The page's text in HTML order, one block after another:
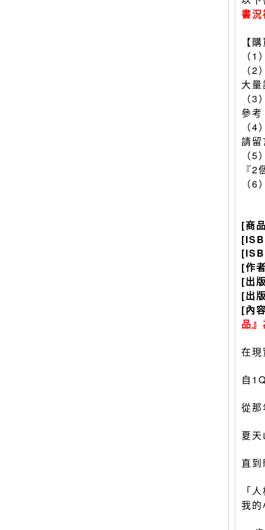
書
【
（
（
大
（
參
（
請
（
『
（
[商
[作
[出
[出
[內
品
在
自
從
夏
直
「
我